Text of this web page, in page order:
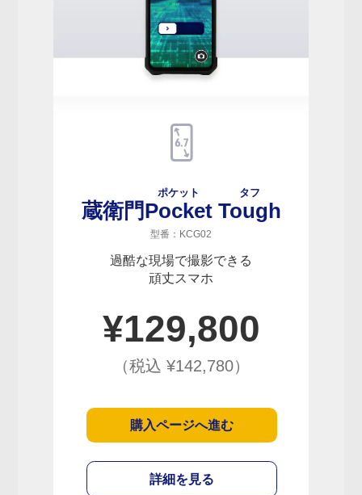
蔵衛門Pocket
ポケット
Tough
タフ
型番：KCG02
過酷な現場で撮影できる
頑丈スマホ
¥129,800
（税込 ¥142,780）
購入ページへ進む
詳細を見る